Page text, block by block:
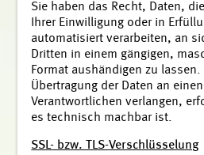
Sie haben das Recht, Daten,
Ihrer Einwilligung oder in
automatisiert verarbeiten, an
Dritten in einem gängigen,
Format aushändigen zu
Übertragung der Daten an
Verantwortlichen verlangen,
es technisch machbar ist.
SSL- bzw. TLS-Verschlüsselung